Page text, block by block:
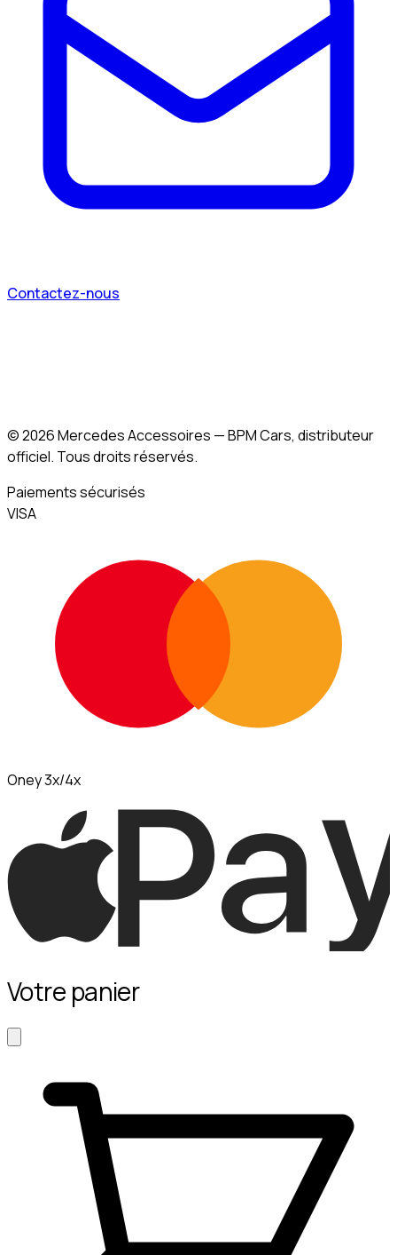
Contactez-nous
©2026Mercedes Accessoires — BPM Cars, distributeur
officiel. Tous droits réservés.
Paiements sécurisés
VISA
Oney 3x/4x
Votre panier